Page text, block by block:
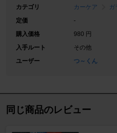
カテゴリ
カーケア
ガ
定価
-
購入価格
980 円
入手ルート
その他
ユーザー
つ～くん
同じ商品のレビュー